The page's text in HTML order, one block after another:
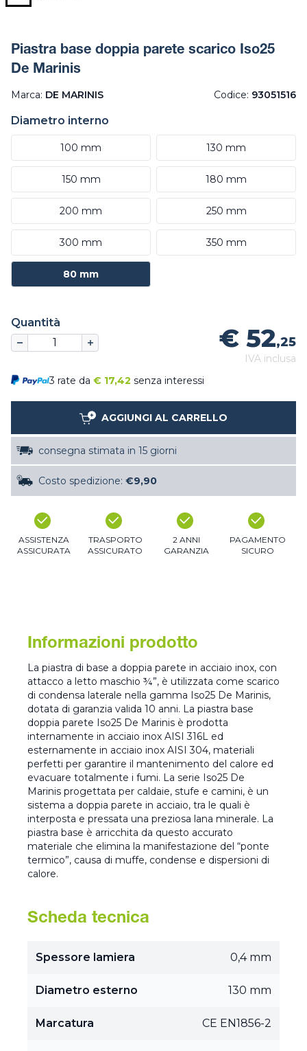
Piastra base doppia parete scarico Iso25
De Marinis
Marca: DE MARINIS Codice: 93051516
Diametro interno
100 mm 130 mm
150 mm 180 mm
200 mm 250 mm
300 mm 350 mm
80 mm
Quantità
€ 52,25
IVA inclusa
3 rate da € 17,42 senza interessi
AGGIUNGI AL CARRELLO
consegna stimata in 15 giorni
Costo spedizione: €9,90
ASSISTENZA
ASSICURATA
TRASPORTO
ASSICURATO
2 ANNI
GARANZIA
PAGAMENTO
SICURO
Informazioni prodotto
La piastra di base a doppia parete in acciaio inox, con
attacco a letto maschio ¾”, è utilizzata come scarico
di condensa laterale nella gamma Iso25 De Marinis,
dotata di garanzia valida 10 anni. La piastra base
doppia parete Iso25 De Marinis è prodotta
internamente in acciaio inox AISI 316L ed
esternamente in acciaio inox AISI 304, materiali
perfetti per garantire il mantenimento del calore ed
evacuare totalmente i fumi. La serie Iso25 De
Marinis progettata per caldaie, stufe e camini, è un
sistema a doppia parete in acciaio, tra le quali è
interposta e pressata una preziosa lana minerale. La
piastra base è arricchita da questo accurato
materiale che elimina la manifestazione del “ponte
termico”, causa di muffe, condense e dispersioni di
calore.
Scheda tecnica
Spessore lamiera 0,4 mm
Diametro esterno 130 mm
Marcatura CE EN1856-2